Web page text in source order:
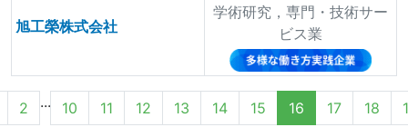
旭工榮株式会社
学術研究，専門・技術サー
ビス業
2 ... 10 11 12 13 14 15 16 17 18